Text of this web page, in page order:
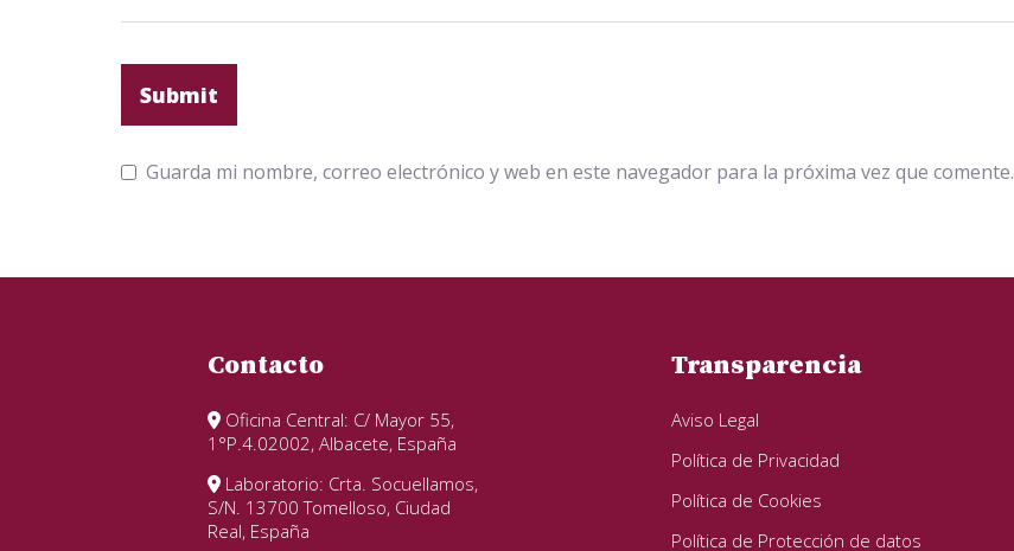
Guarda mi nombre, correo electrónico y web en este navegador para la próxima vez que comente.
Contacto
Oficina Central: C/ Mayor 55,
1°P.4.02002, Albacete, España
Laboratorio: Crta. Socuellamos,
S/N. 13700 Tomelloso, Ciudad
Real, España
Transparencia
Aviso Legal
Política de Privacidad
Política de Cookies
Política de Protección de datos